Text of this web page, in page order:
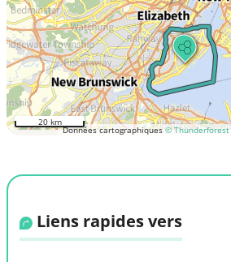
Données cartographiques© Thunderforest
20 km
Liens rapides vers